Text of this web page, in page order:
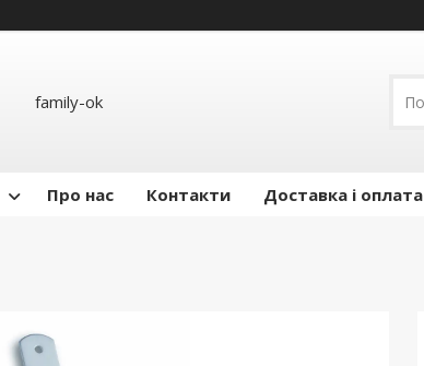
family-ok
Про нас Контакти Доставка і оплата